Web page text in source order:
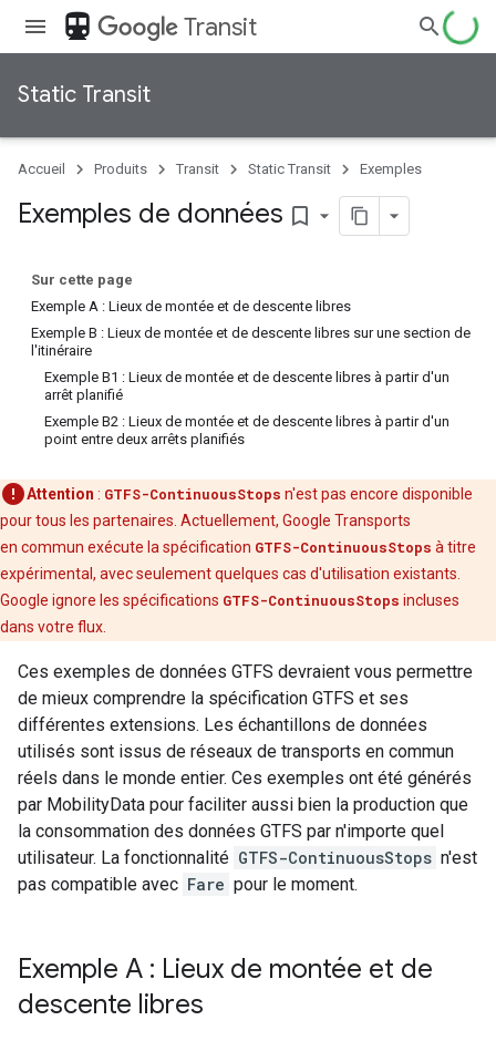
directions_transit Transit
Static Transit
Accueil Produits Transit Static Transit Exemples
Exemples de données bookmark_border
Sur cette page
Exemple A : Lieux de montée et de descente libres
Exemple B : Lieux de montée et de descente libres sur une section de
l'itinéraire
Exemple B1 : Lieux de montée et de descente libres à partir d'un
arrêt planifié
Exemple B2 : Lieux de montée et de descente libres à partir d'un
point entre deux arrêts planifiés
Attention : GTFS-ContinuousStops n'est pas encore disponible
pour tous les partenaires. Actuellement, Google Transports
en commun exécute la spécification GTFS-ContinuousStops à titre
expérimental, avec seulement quelques cas d'utilisation existants.
Google ignore les spécifications GTFS-ContinuousStops incluses
dans votre flux.
Ces exemples de données GTFS devraient vous permettre
de mieux comprendre la spécification GTFS et ses
différentes extensions. Les échantillons de données
utilisés sont issus de réseaux de transports en commun
réels dans le monde entier. Ces exemples ont été générés
par MobilityData pour faciliter aussi bien la production que
la consommation des données GTFS par n'importe quel
utilisateur. La fonctionnalité GTFS-ContinuousStops n'est
pas compatible avec Fare pour le moment.
Exemple A : Lieux de montée et de
descente libres